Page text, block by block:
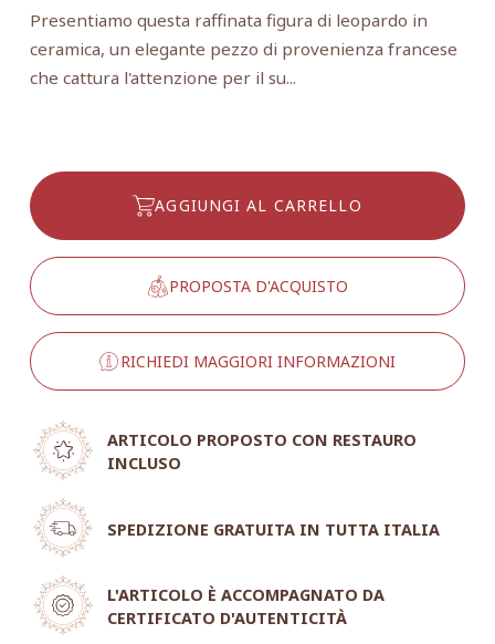
Presentiamo questa raffinata figura di leopardo in
ceramica, un elegante pezzo di provenienza francese
che cattura l'attenzione per il su...
AGGIUNGI AL CARRELLO
PROPOSTA D'ACQUISTO
RICHIEDI MAGGIORI INFORMAZIONI
ARTICOLO PROPOSTO CON RESTAURO
INCLUSO
SPEDIZIONE GRATUITA IN TUTTA ITALIA
L'ARTICOLO È ACCOMPAGNATO DA
CERTIFICATO D'AUTENTICITÀ